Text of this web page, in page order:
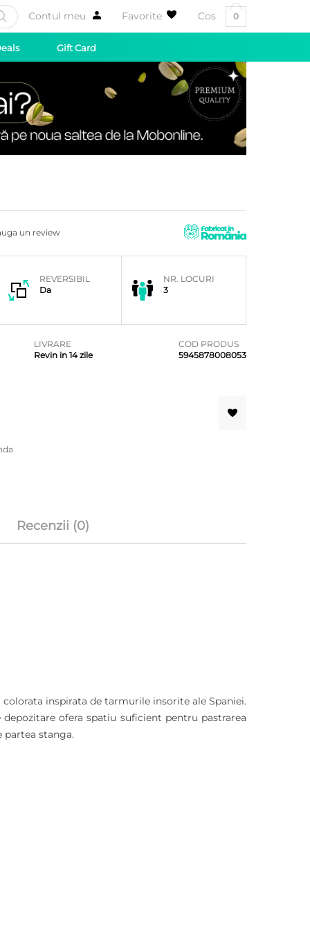
Contul meu Favorite Cos 0
Gift Card
un review
REVERSIBIL
Da
NR. LOCURI
3
LIVRARE
Revin in 14 zile
COD PRODUS
5945878008053
Recenzii (0)
inspirata de tarmurile insorite ale Spaniei.
ofera spatiu suficient pentru pastrarea
partea stanga.